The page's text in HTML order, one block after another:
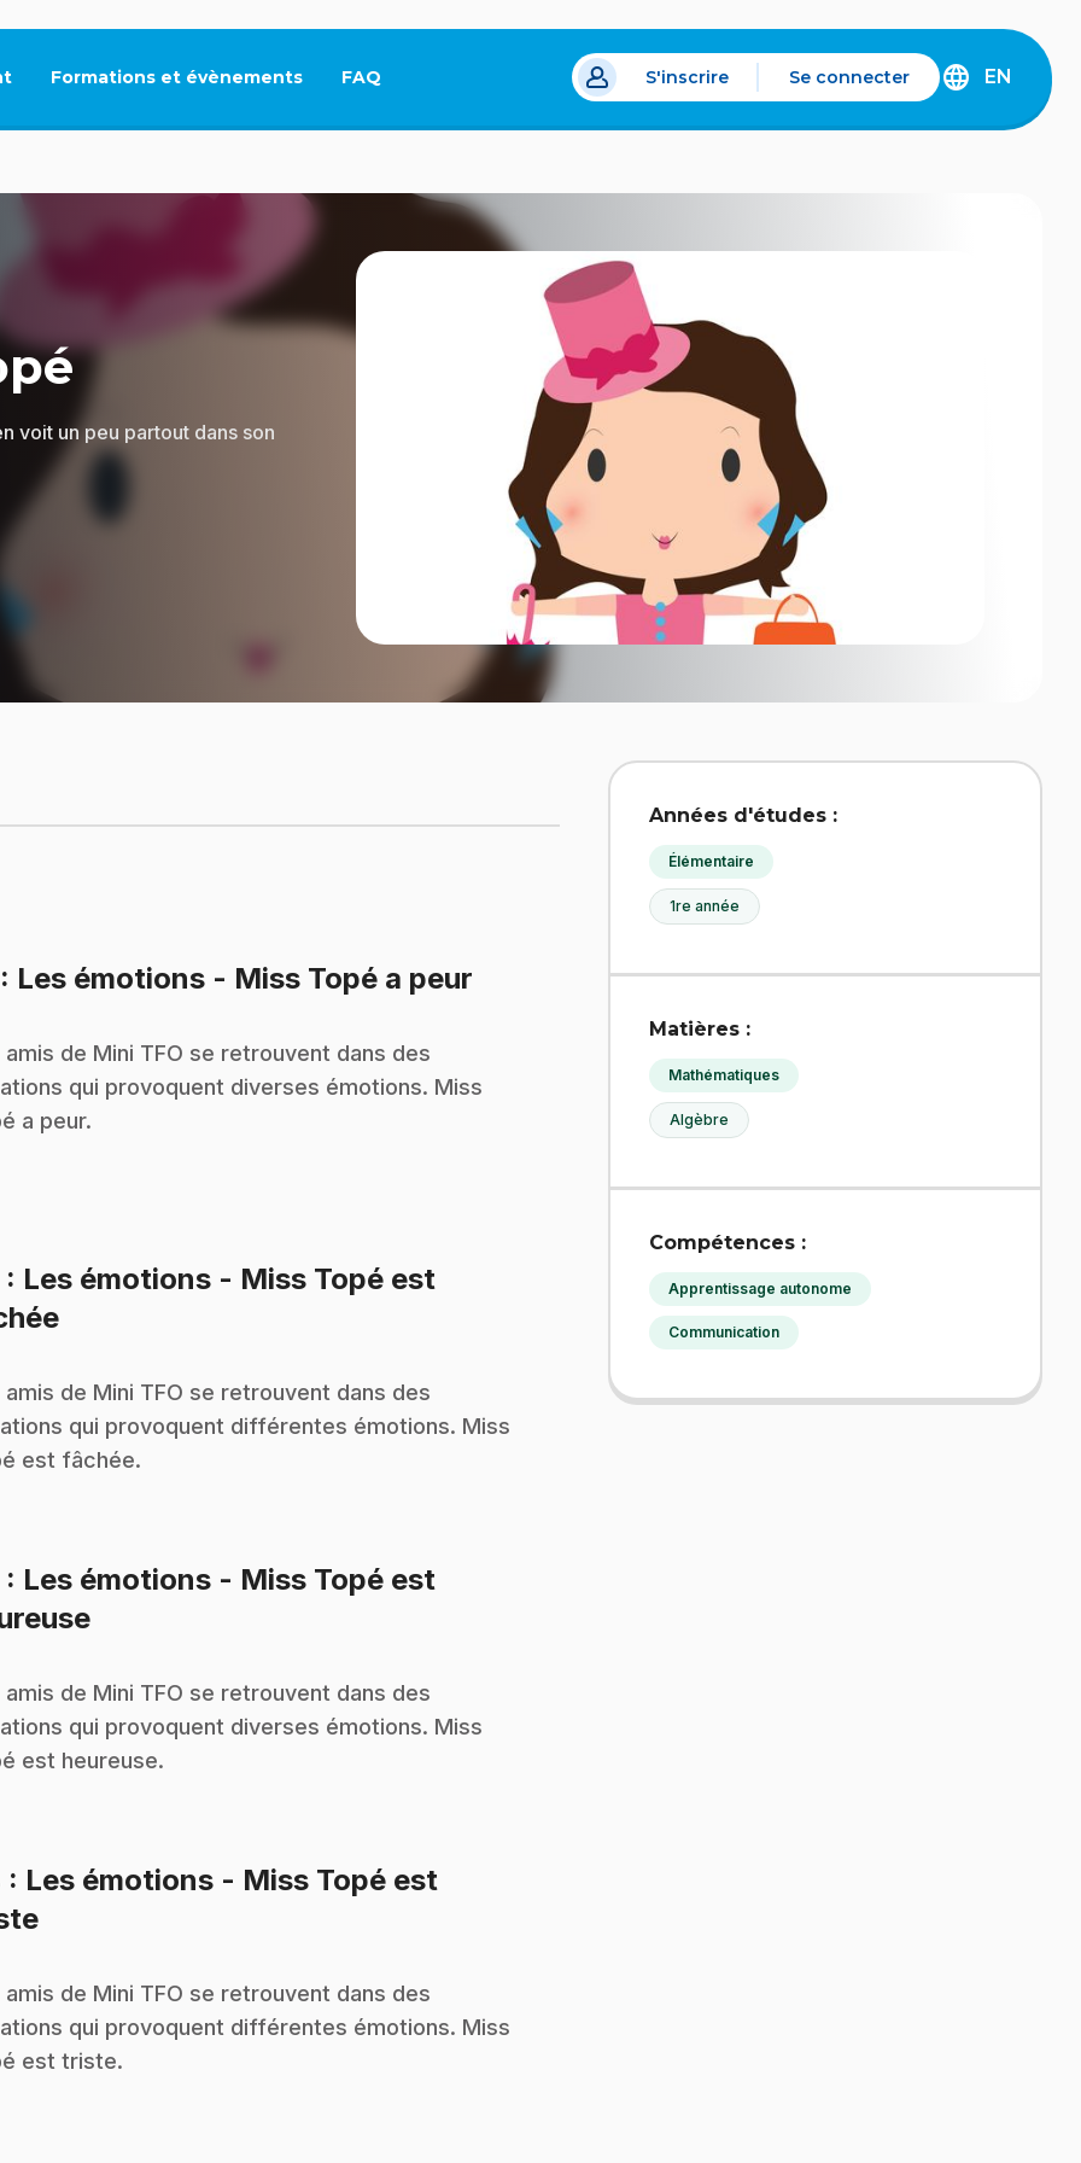
Formations et évènements FAQ
Ce lien s'ouvrira dans un nouvel onglet.
S'inscrire Se connecter
DISCOVER
EN
voit un peu partout dans son
: Les émotions - Miss Topé a peur
amis de Mini TFO se retrouvent dans des
qui provoquent diverses émotions. Miss
a peur.
: Les émotions - Miss Topé est
.
amis de Mini TFO se retrouvent dans des
qui provoquent différentes émotions. Miss
est fâchée.
: Les émotions - Miss Topé est
.
amis de Mini TFO se retrouvent dans des
qui provoquent diverses émotions. Miss
est heureuse.
: Les émotions - Miss Topé est
.
amis de Mini TFO se retrouvent dans des
qui provoquent différentes émotions. Miss
est triste.
Années d'études :
Élémentaire
1re année
Matières :
Mathématiques
Algèbre
Compétences :
Apprentissage autonome
Communication